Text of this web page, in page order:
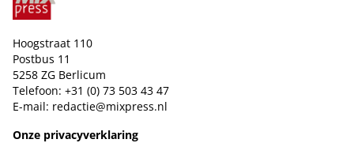
Hoogstraat 110
Postbus 11
5258 ZG Berlicum
Telefoon: +31 (0) 73 503 43 47
E-mail: redactie@mixpress.nl
Onze privacyverklaring